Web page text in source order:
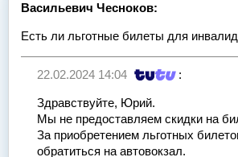
Васильевич Чесноков:
Есть ли льготные билеты для
22.02.2024 14:04 :
Здравствуйте, Юрий.
Мы не предоставляем скидки на
За приобретением льготных
обратиться на автовокзал.